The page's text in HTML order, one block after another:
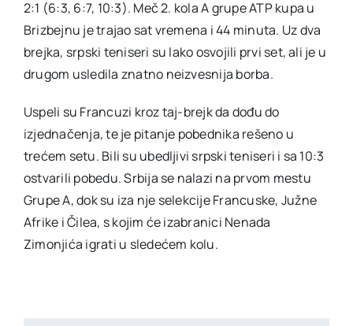
2:1 (6:3, 6:7, 10:3). Meč 2. kola A grupe ATP kupa u
Brizbejnu je trajao sat vremena i 44 minuta. Uz dva
brejka, srpski teniseri su lako osvojili prvi set, ali je u
drugom usledila znatno neizvesnija borba.
Uspeli su Francuzi kroz taj-brejk da dođu do
izjednačenja, te je pitanje pobednika rešeno u
trećem setu. Bili su ubedljivi srpski teniseri i sa 10:3
ostvarili pobedu. Srbija se nalazi na prvom mestu
Grupe A, dok su iza nje selekcije Francuske, Južne
Afrike i Čilea, s kojim će izabranici Nenada
Zimonjića igrati u sledećem kolu.